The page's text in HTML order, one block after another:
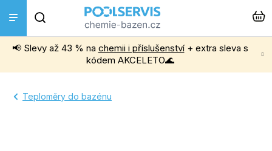
obsah
📢 Slevy až 43 % na chemii i příslušenství+ extra sleva s
kódem AKCELETO🌊
Bazénová chemie
Teploměry do bazénu